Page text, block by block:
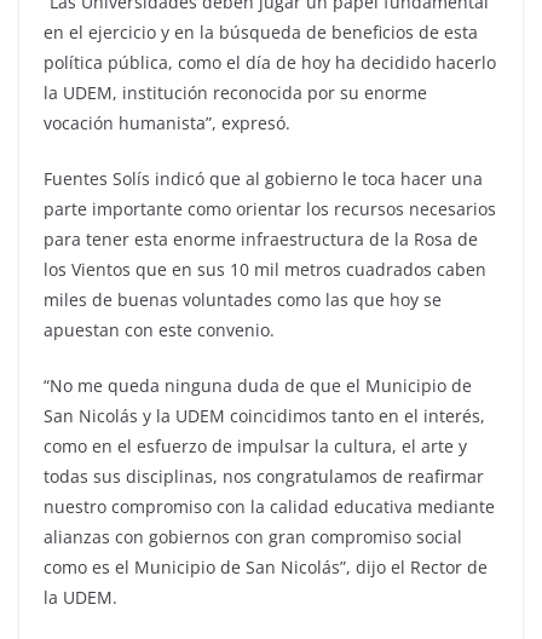
en el ejercicio y en la búsqueda de beneficios de esta
política pública, como el día de hoy ha decidido hacerlo
la UDEM, institución reconocida por su enorme
vocación humanista”, expresó.
Fuentes Solís indicó que al gobierno le toca hacer una
parte importante como orientar los recursos necesarios
para tener esta enorme infraestructura de la Rosa de
los Vientos que en sus 10 mil metros cuadrados caben
miles de buenas voluntades como las que hoy se
apuestan con este convenio.
“No me queda ninguna duda de que el Municipio de
San Nicolás y la UDEM coincidimos tanto en el interés,
como en el esfuerzo de impulsar la cultura, el arte y
todas sus disciplinas, nos congratulamos de reafirmar
nuestro compromiso con la calidad educativa mediante
alianzas con gobiernos con gran compromiso social
como es el Municipio de San Nicolás”, dijo el Rector de
la UDEM.